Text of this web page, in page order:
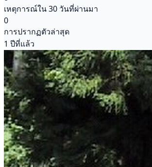
เหตุการณ์ใน 30 วันที่ผ่านมา
0
การปรากฏตัวล่าสุด
1 ปีที่แล้ว